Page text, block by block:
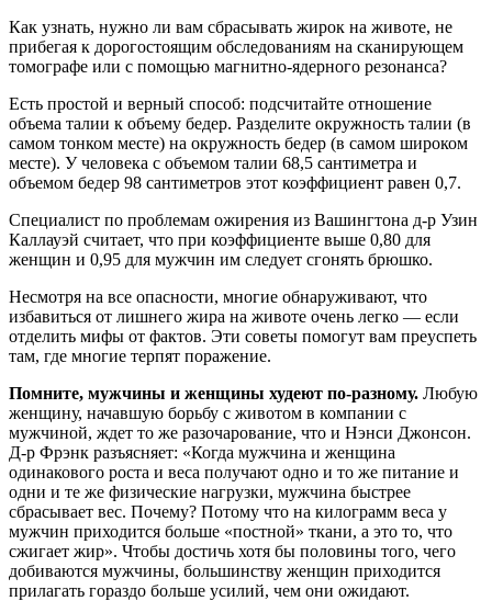
Как узнать, нужно ли вам сбрасывать жирок на животе, не
прибегая к дорогостоящим обследованиям на сканирующем
томографе или с помощью магнитно-ядерного резонанса?
Есть простой и верный способ: подсчитайте отношение
объема талии к объему бедер. Разделите окружность талии (в
самом тонком месте) на окружность бедер (в самом широком
месте). У человека с объемом талии 68,5 сантиметра и
объемом бедер 98 сантиметров этот коэффициент равен 0,7.
Специалист по проблемам ожирения из Вашингтона д-р Узин
Каллауэй считает, что при коэффициенте выше 0,80 для
женщин и 0,95 для мужчин им следует сгонять брюшко.
Несмотря на все опасности, многие обнаруживают, что
избавиться от лишнего жира на животе очень легко — если
отделить мифы от фактов. Эти советы помогут вам преуспеть
там, где многие терпят поражение.
Помните, мужчины и женщины худеют по-разному. Любую
женщину, начавшую борьбу с животом в компании с
мужчиной, ждет то же разочарование, что и Нэнси Джонсон.
Д-р Фрэнк разъясняет: «Когда мужчина и женщина
одинакового роста и веса получают одно и то же питание и
одни и те же физические нагрузки, мужчина быстрее
сбрасывает вес. Почему? Потому что на килограмм веса у
мужчин приходится больше «постной» ткани, а это то, что
сжигает жир». Чтобы достичь хотя бы половины того, чего
добиваются мужчины, большинству женщин приходится
прилагать гораздо больше усилий, чем они ожидают.